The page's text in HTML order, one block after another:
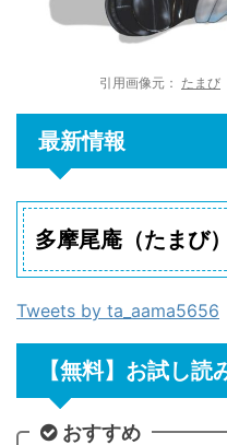
引用画像元： たまび
最新情報
多摩尾庵（たまび
Tweets by ta_aama5656
【無料】お試し読
おすすめ